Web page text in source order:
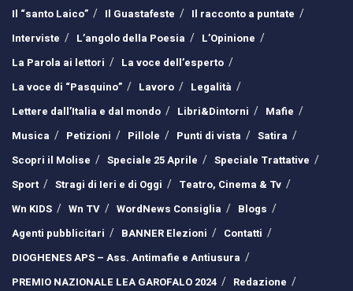
Il “santo Laico”
Il Guastafeste
Il racconto a puntate
Interviste
L’angolo della Poesia
L’Opinione
La Parola ai lettori
La voce dell’esperto
La voce di “Pasquino”
Lavoro
Legalità
Lettere dall’Italia e dal mondo
Libri&Dintorni
Mafie
Musica
Petizioni Pillole Punti di vista
Satira
Scopri il Molise
Speciale 25 Aprile
Speciale Trattative
Sport
Stragi di Ieri e di Oggi
Teatro, Cinema & Tv
Wn KIDS
Wn TV WordNews Consiglia
Blogs
Agenti pubblicitari
BANNER Elezioni
Contatti
DIOGHENES APS – Ass. Antimafie e Antiusura
PREMIO NAZIONALE LEA GAROFALO 2024
Redazione